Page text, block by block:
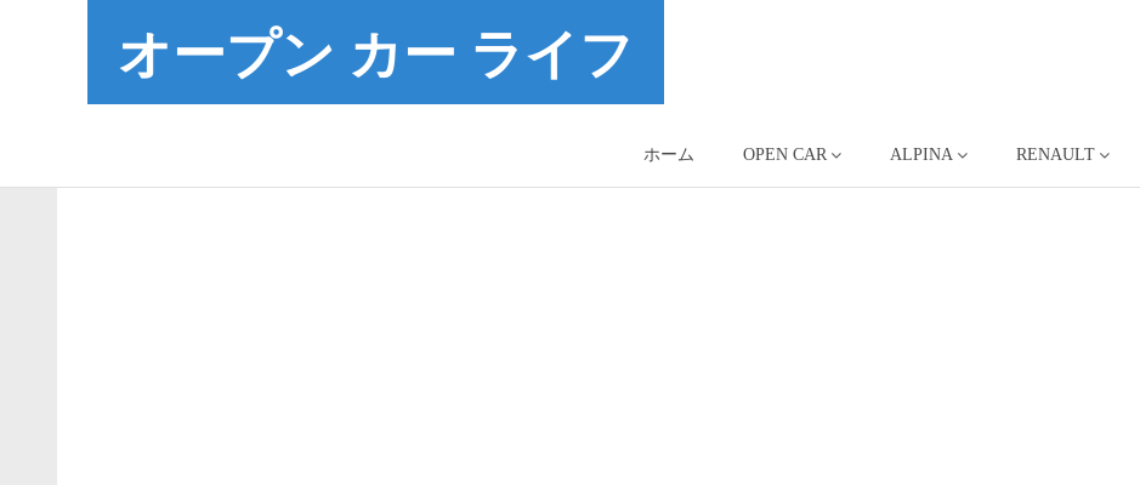
オープン カー ライフ
ホーム OPEN CAR ALPINA RENAULT